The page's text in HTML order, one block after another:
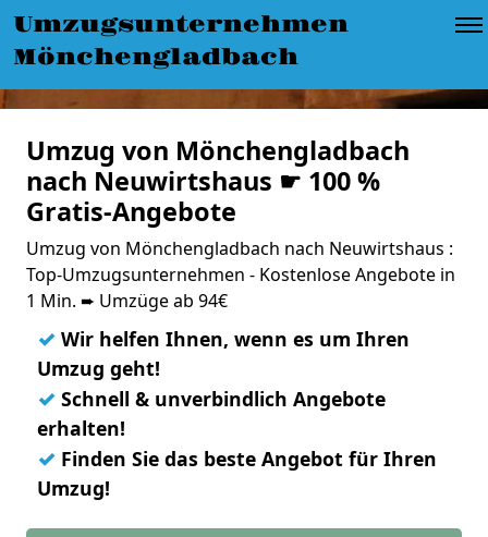
Umzugsunternehmen
Mönchengladbach
Umzug von Mönchengladbach
nach Neuwirtshaus ☛ 100 %
Gratis-Angebote
Umzug von Mönchengladbach nach Neuwirtshaus :
Top-Umzugsunternehmen - Kostenlose Angebote in
1 Min. ➨ Umzüge ab 94€
✓ Wir helfen Ihnen, wenn es um Ihren
Umzug geht!
✓ Schnell & unverbindlich Angebote
erhalten!
✓ Finden Sie das beste Angebot für Ihren
Umzug!